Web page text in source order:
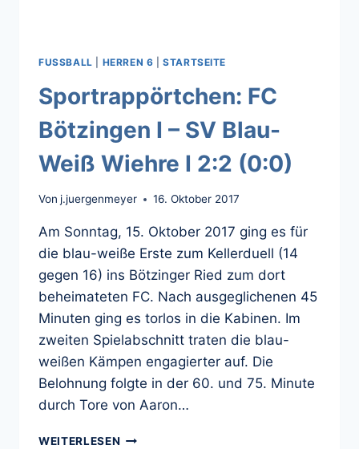
FUSSBALL HERREN 6 |STARTSEITE
Sportrappörtchen: FC
Bötzingen I – SV Blau-
Weiß Wiehre I 2:2 (0:0)
Von j.juergenmeyer 16. Oktober 2017
Am Sonntag, 15. Oktober 2017 ging es für
die blau-weiße Erste zum Kellerduell (14
gegen 16) ins Bötzinger Ried zum dort
beheimateten FC. Nach ausgeglichenen 45
Minuten ging es torlos in die Kabinen. Im
zweiten Spielabschnitt traten die blau-
weißen Kämpen engagierter auf. Die
Belohnung folgte in der 60. und 75. Minute
durch Tore von Aaron…
WEITERLESENSPORTRAPPÖRTCHEN: